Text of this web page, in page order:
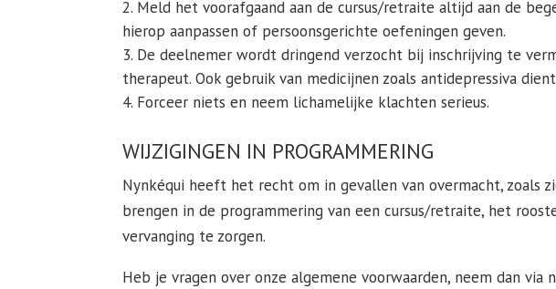
Meld het voorafgaand aan de cursus/retraite altijd aan de
hierop aanpassen of persoonsgerichte oefeningen geven.
De deelnemer wordt dringend verzocht bij inschrijving te
therapeut. Ook gebruik van medicijnen zoals antidepressiva
Forceer niets en neem lichamelijke klachten serieus.
WIJZIGINGEN IN PROGRAMMERING
Nynkéqui heeft het recht om in gevallen van overmacht, zoals
brengen in de programmering van een cursus/retraite, het
vervanging te zorgen.
Heb je vragen over onze algemene voorwaarden, neem dan